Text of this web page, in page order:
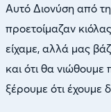
Αυτό Διονύση από
προετοίμαζαν
είχαμε, αλλά μας
και ότι θα
ξέρουμε ότι έχουμε